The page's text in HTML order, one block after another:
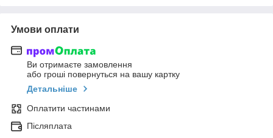
Умови оплати
Ви отримаєте замовлення
або гроші повернуться на вашу картку
Детальніше
Оплатити частинами
Післяплата